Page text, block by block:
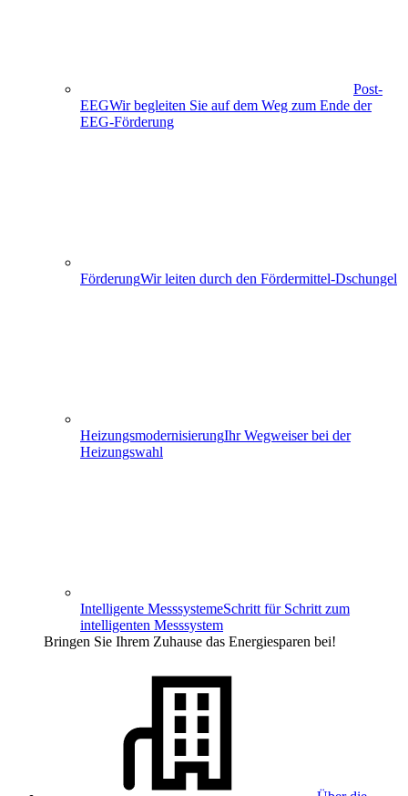
Post-
EEGWir begleiten Sie auf dem Weg zum Ende der
EEG-Förderung
FörderungWir leiten durch den Fördermittel-Dschungel
Heizungs­modernisierungIhr Wegweiser bei der
Heizungswahl
Intelligente MesssystemeSchritt für Schritt zum
intelligenten Messsystem
Bringen Sie Ihrem Zuhause das Energiesparen bei!